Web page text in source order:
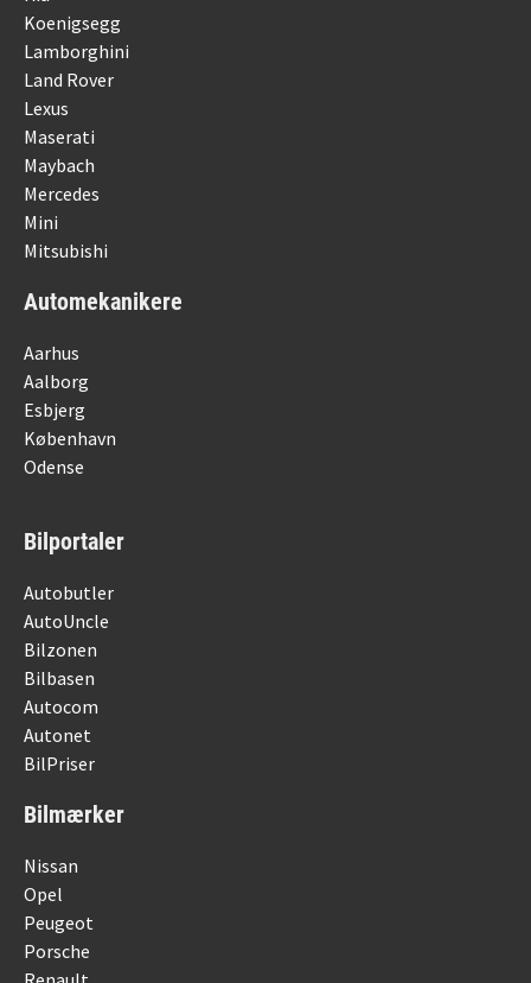
Koenigsegg
Lamborghini
Land Rover
Lexus
Maserati
Maybach
Mercedes
Mini
Mitsubishi
Automekanikere
Aarhus
Aalborg
Esbjerg
København
Odense
Bilportaler
Autobutler
AutoUncle
Bilzonen
Bilbasen
Autocom
Autonet
BilPriser
Bilmærker
Nissan
Opel
Peugeot
Porsche